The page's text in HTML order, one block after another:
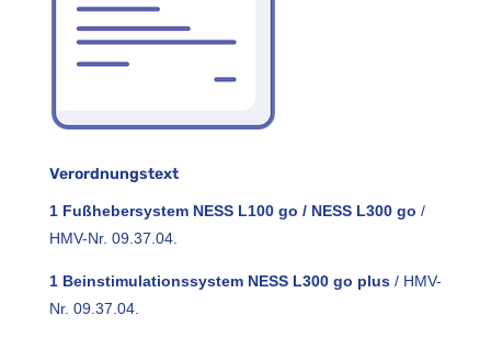
Verordnungstext
1 Fußhebersystem NESS L100 go / NESS L300 go /
HMV-Nr. 09.37.04.
1 Beinstimulationssystem NESS L300 go plus/ HMV-
Nr. 09.37.04.